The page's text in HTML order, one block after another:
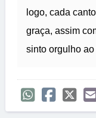
logo, cada
graça, assim
sinto orgulho